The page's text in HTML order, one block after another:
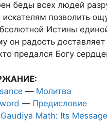
беды всех людей
позволить
Истины
он радость доставляет
предался Богу
— Молитва
— Предисловие
Math: Its